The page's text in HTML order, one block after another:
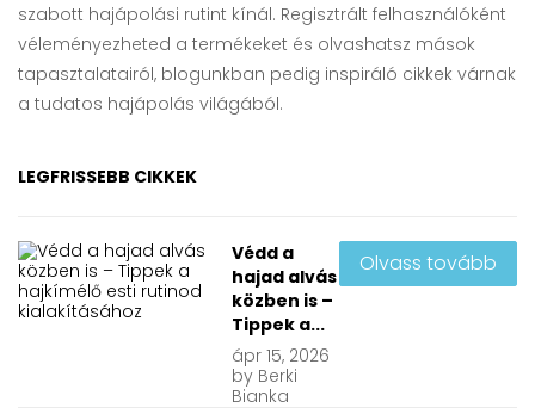
szabott hajápolási rutint kínál. Regisztrált felhasználóként
véleményezheted a termékeket és olvashatsz mások
tapasztalatairól, blogunkban pedig inspiráló cikkek várnak
a tudatos hajápolás világából.
LEGFRISSEBB CIKKEK
Védd a
hajad alvás
közben is –
Tippek a...
ápr15, 2026
by Berki
Bianka
Olvass tovább